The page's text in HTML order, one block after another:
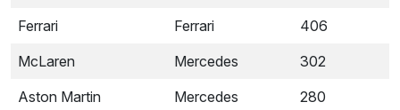
Ferrari
Ferrari
406
McLaren
Mercedes
302
Aston Martin
Mercedes
280